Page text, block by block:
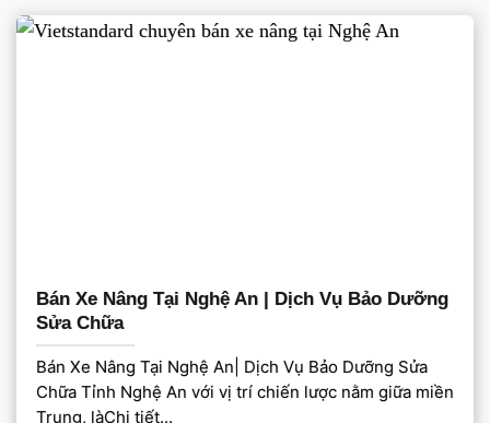
Bán Xe Nâng Tại Nghệ An | Dịch Vụ Bảo Dưỡng
Sửa Chữa
Bán Xe Nâng Tại Nghệ An| Dịch Vụ Bảo Dưỡng Sửa
Chữa Tỉnh Nghệ An với vị trí chiến lược nằm giữa miền
Trung, làChi tiết...